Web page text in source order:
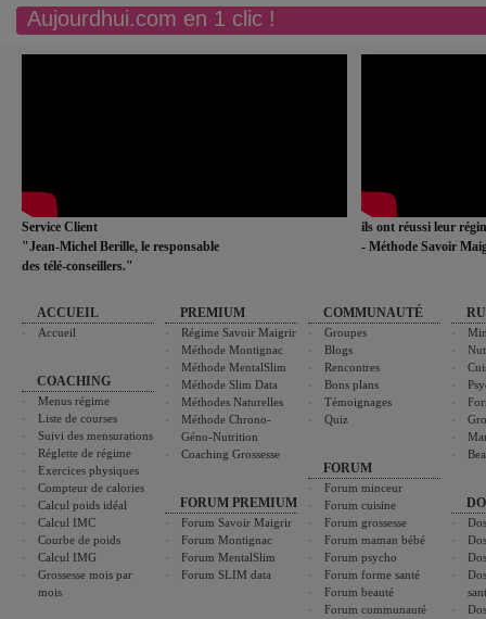
Aujourdhui.com en 1 clic !
Service Client
"Jean-Michel Berille, le responsable
des télé-conseillers."
ils ont réussi leur
- Méthode Savoir
ACCUEIL
Accueil
COACHING
Menus régime
Liste de courses
Suivi des mensurations
Réglette de régime
Exercices physiques
Compteur de calories
Calcul poids idéal
Calcul IMC
Courbe de poids
Calcul IMG
Grossesse mois par
mois
PREMIUM
Régime Savoir Maigrir
Méthode Montignac
Méthode MentalSlim
Méthode Slim Data
Méthodes Naturelles
Méthode Chrono-
Géno-Nutrition
Coaching Grossesse
FORUM PREMIUM
Forum Savoir Maigrir
Forum Montignac
Forum MentalSlim
Forum SLIM data
COMMUNAUTÉ
Groupes
Blogs
Rencontres
Bons plans
Témoignages
Quiz
FORUM
Forum minceur
Forum cuisine
Forum grossesse
Forum maman bébé
Forum psycho
Forum forme santé
Forum beauté
Forum communauté